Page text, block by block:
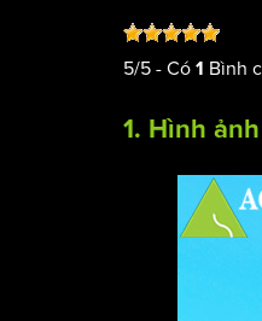
5/5 - Có 1 Bình
1. Hình